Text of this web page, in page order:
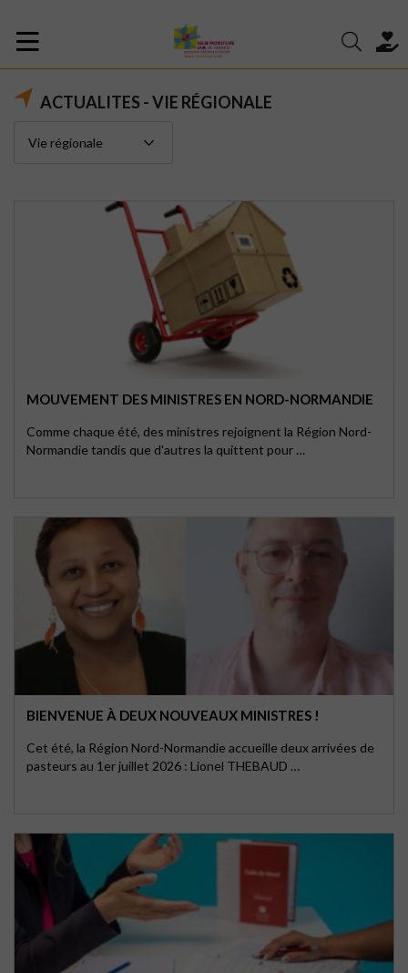
ACTUALITES - VIE RÉGIONALE
MOUVEMENT DES MINISTRES EN NORD-NORMANDIE
Comme chaque été, des ministres rejoignent la Région Nord-
Normandie tandis que d'autres la quittent pour …
BIENVENUE À DEUX NOUVEAUX MINISTRES !
Cet été, la Région Nord-Normandie accueille deux arrivées de
pasteurs au 1er juillet 2026 : Lionel THEBAUD …